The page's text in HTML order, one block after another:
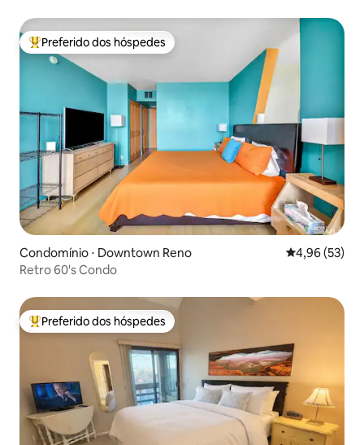
Entre os melhores preferidos dos hóspedes
Preferido dos hóspedes
Condomínio ⋅ Downtown Reno 4,96 de uma
4,96 (53)
Retro 60's Condo
Entre os melhores preferidos dos hóspedes
Preferido dos hóspedes